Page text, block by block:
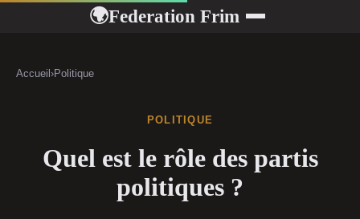
🌍Federation Frim
Accueil ›Politique
POLITIQUE
Quel est le rôle des partis
politiques ?